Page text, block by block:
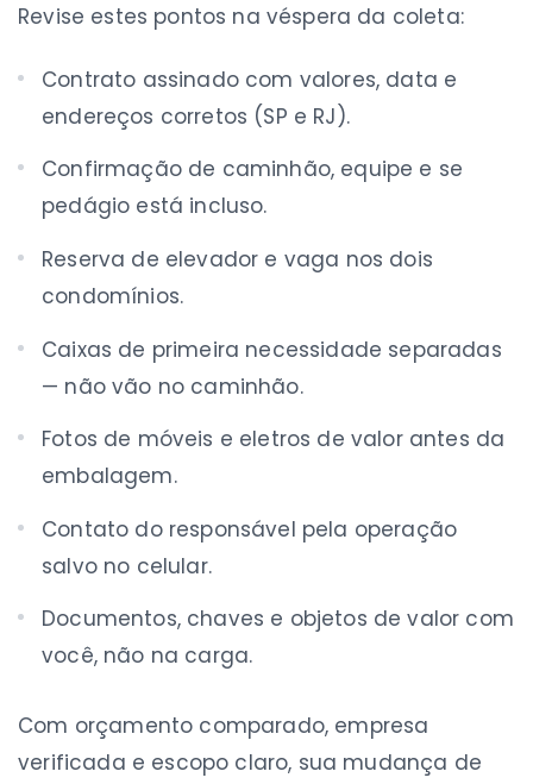
Revise estes pontos na véspera da coleta:
Contrato assinado com valores, data e
endereços corretos (SP e RJ).
Confirmação de caminhão, equipe e se
pedágio está incluso.
Reserva de elevador e vaga nos dois
condomínios.
Caixas de primeira necessidade separadas
— não vão no caminhão.
Fotos de móveis e eletros de valor antes da
embalagem.
Contato do responsável pela operação
salvo no celular.
Documentos, chaves e objetos de valor com
você, não na carga.
Com orçamento comparado, empresa
verificada e escopo claro, sua mudança de